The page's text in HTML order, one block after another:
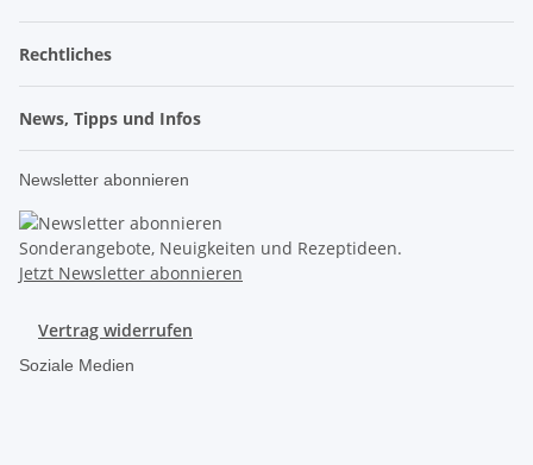
Rechtliches
News, Tipps und Infos
Newsletter abonnieren
Sonderangebote, Neuigkeiten und Rezeptideen.
Jetzt Newsletter abonnieren
Vertrag widerrufen
Soziale Medien